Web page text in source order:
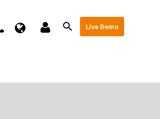
Contact Live Demo